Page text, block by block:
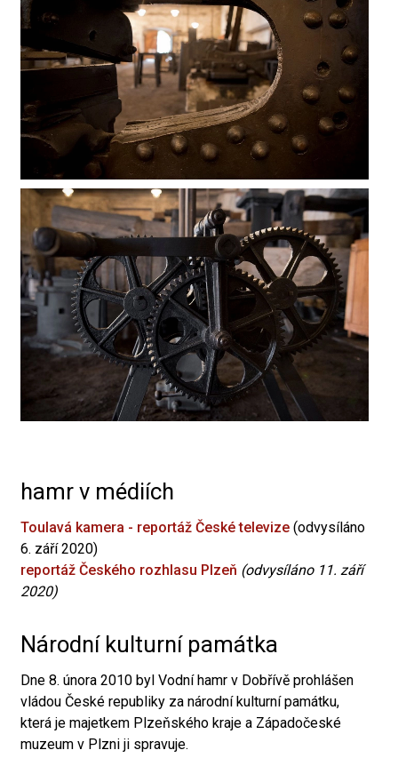
hamr v médiích
Toulavá kamera - reportáž České televize (odvysíláno
6. září 2020)
reportáž Českého rozhlasu Plzeň (odvysíláno 11. září
2020)
Národní kulturní památka
Dne 8. února 2010 byl Vodní hamr v Dobřívě prohlášen
vládou České republiky za národní kulturní památku,
která je majetkem Plzeňského kraje a Západočeské
muzeum v Plzni ji spravuje.